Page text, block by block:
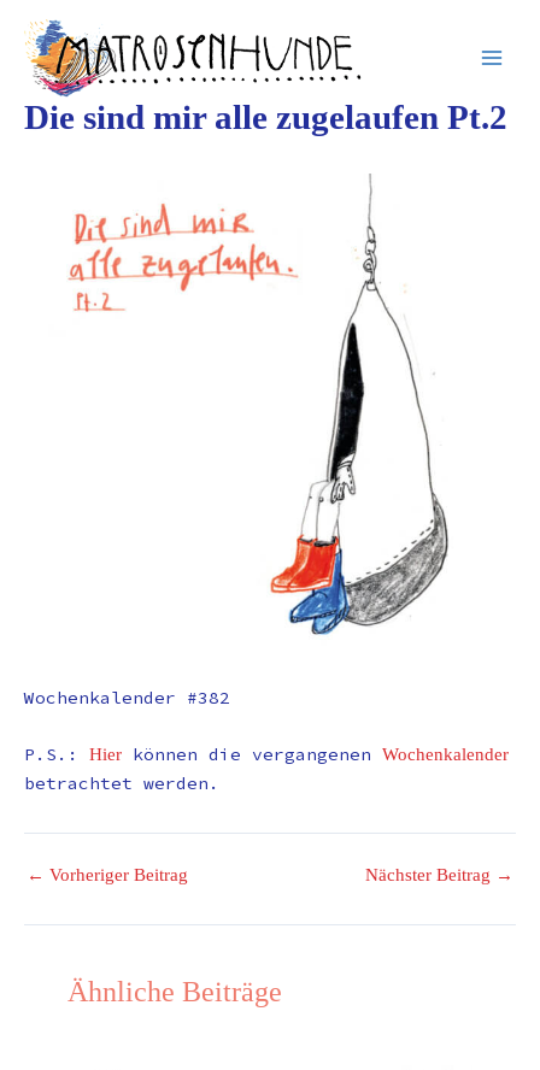
springen
Inhalt
springen
Die sind mir alle zugelaufen Pt.2
Wochenkalender #382
P.S.: Hier können die vergangenen Wochenkalender
betrachtet werden.
← Vorheriger Beitrag Nächster Beitrag →
Ähnliche Beiträge